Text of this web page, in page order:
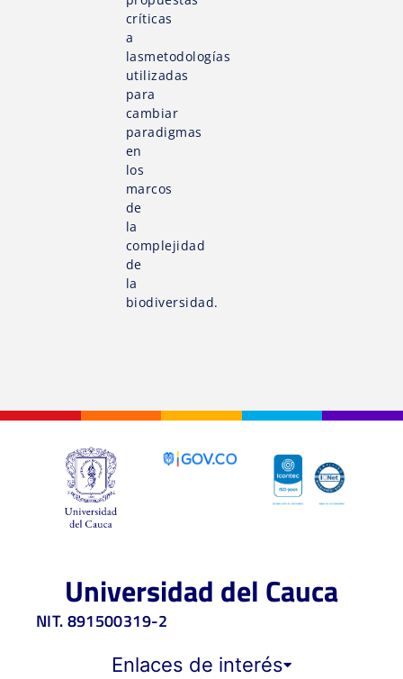
críticas
a
lasmetodologías
utilizadas
para
cambiar
paradigmas
en
los
marcos
de
la
complejidad
de
la
biodiversidad.
Universidad del Cauca
NIT. 891500319-2
Enlaces de interés